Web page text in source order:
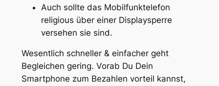
Auch sollte das Mobilfunktelefon
religious über einer Displaysperre
versehen sie sind.
Wesentlich schneller & einfacher geht
Begleichen gering. Vorab Du Dein
Smartphone zum Bezahlen vorteil kannst,